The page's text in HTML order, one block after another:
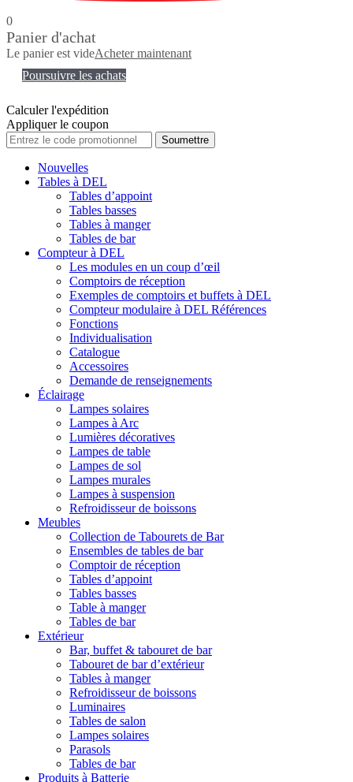
0
Panier d'achat
Le panier est videAcheter maintenant
Poursuivre les achats
Calculer l'expédition
Appliquer le coupon
Soumettre
Nouvelles
Tables à DEL
Tables d’appoint
Tables basses
Tables à manger
Tables de bar
Compteur à DEL
Les modules en un coup d’œil
Comptoirs de réception
Exemples de comptoirs et buffets à DEL
Compteur modulaire à DEL Références
Fonctions
Individualisation
Catalogue
Accessoires
Demande de renseignements
Éclairage
Lampes solaires
Lampes à Arc
Lumières décoratives
Lampes de table
Lampes de sol
Lampes murales
Lampes à suspension
Refroidisseur de boissons
Meubles
Collection de Tabourets de Bar
Ensembles de tables de bar
Comptoir de réception
Tables d’appoint
Tables basses
Table à manger
Tables de bar
Extérieur
Bar, buffet & tabouret de bar
Tabouret de bar d’extérieur
Tables à manger
Refroidisseur de boissons
Luminaires
Tables de salon
Lampes solaires
Parasols
Tables de bar
Produits à Batterie